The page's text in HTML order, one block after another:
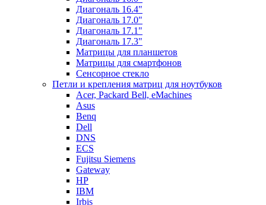
Диагональ 16.4"
Диагональ 17.0"
Диагональ 17.1"
Диагональ 17.3"
Матрицы для планшетов
Матрицы для смартфонов
Сенсорное стекло
Петли и крепления матриц для ноутбуков
Acer, Packard Bell, eMachines
Asus
Benq
Dell
DNS
ECS
Fujitsu Siemens
Gateway
HP
IBM
Irbis